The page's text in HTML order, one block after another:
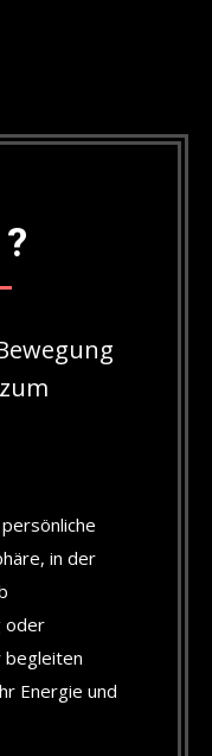
in der
oder
begleiten
Energie und